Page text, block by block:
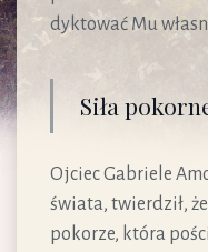
dyktować Mu
Siła
Ojciec Gabriele
świata, twierdził,
pokorze, która